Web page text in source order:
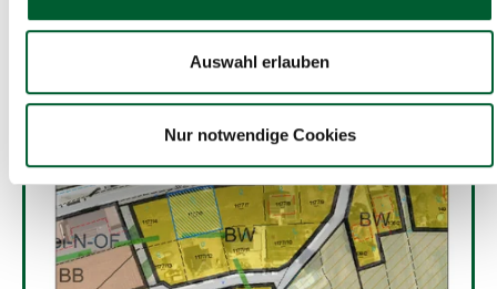
Auswahl erlauben
Nur notwendige Cookies